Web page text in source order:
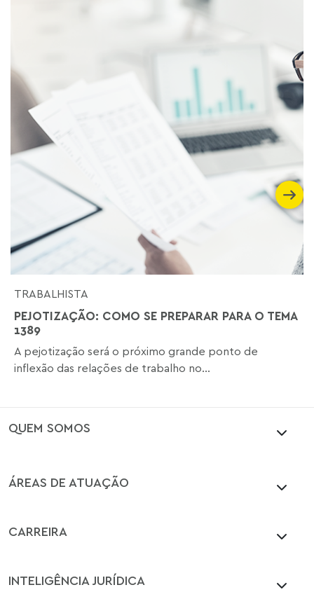
TRABALHISTA
PEJOTIZAÇÃO: COMO SE PREPARAR PARA O TEMA
1389
A pejotização será o próximo grande ponto de
inflexão das relações de trabalho no...
QUEM SOMOS
ÁREAS DE ATUAÇÃO
CARREIRA
INTELIGÊNCIA JURÍDICA